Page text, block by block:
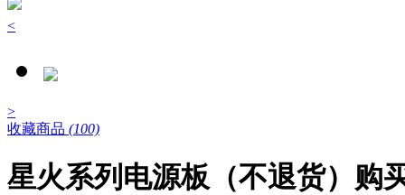
<
>
收藏商品 (100)
星火系列电源板（不退货）购